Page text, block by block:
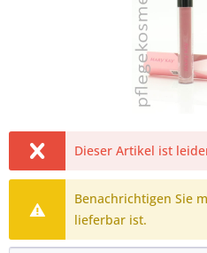
Dieser Artikel ist
Benachrichtigen Sie
lieferbar ist.